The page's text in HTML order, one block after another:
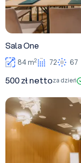
Sala One
84 m2 72 67
500 zł nettoza dzień
Sala Two